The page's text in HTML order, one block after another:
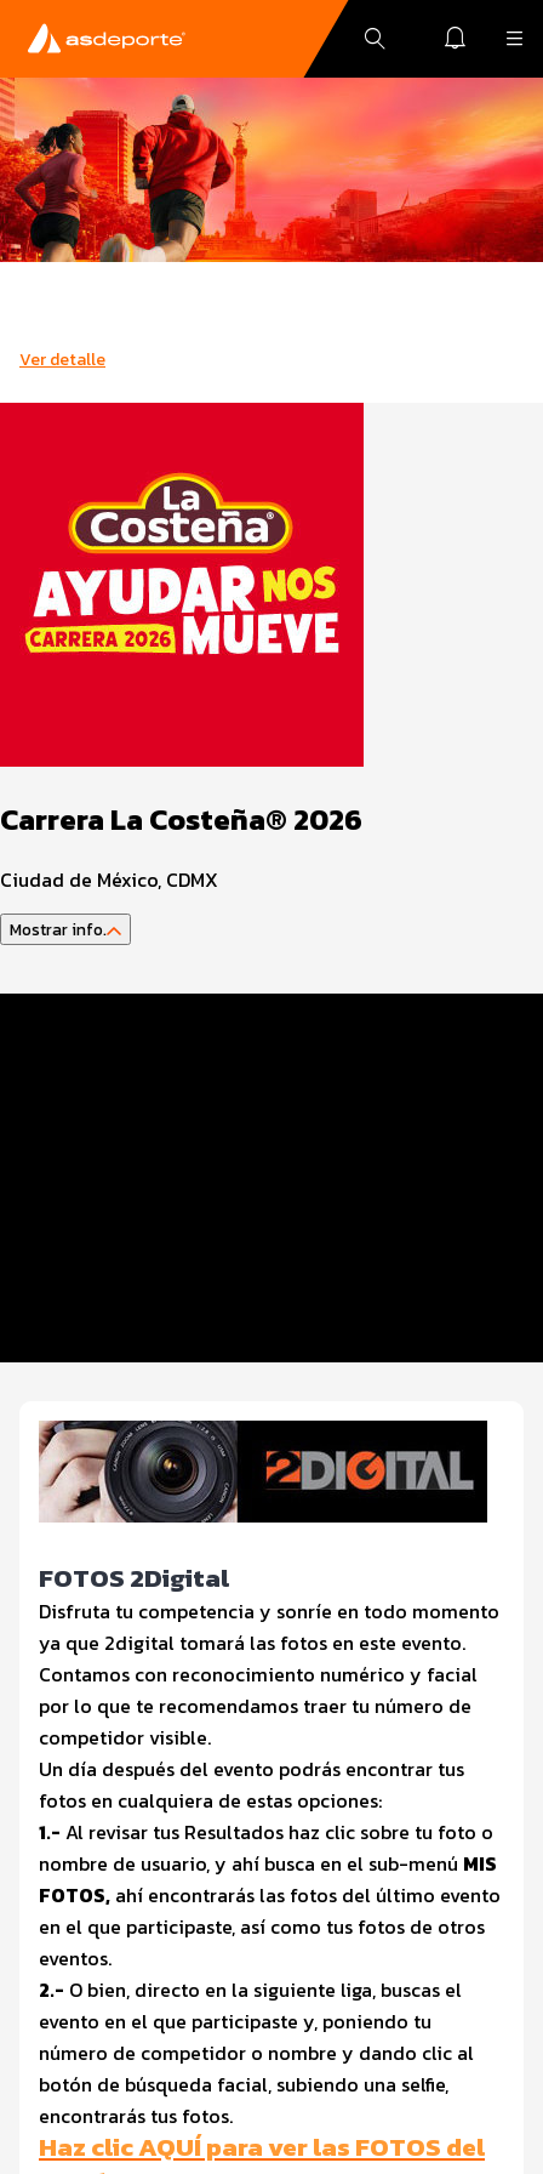
Ver detalle
Carrera La Costeña® 2026
Ciudad de México, CDMX
Mostrar info.
FOTOS 2Digital
Disfruta tu competencia y sonríe en todo momento
ya que 2digital tomará las fotos en este evento.
Contamos con reconocimiento numérico y facial
por lo que te recomendamos traer tu número de
competidor visible.
Un día después del evento podrás encontrar tus
fotos en cualquiera de estas opciones:
1.- Al revisar tus Resultados haz clic sobre tu foto o
nombre de usuario, y ahí busca en el sub-menú MIS
FOTOS, ahí encontrarás las fotos del último evento
en el que participaste, así como tus fotos de otros
eventos.
2.- O bien, directo en la siguiente liga, buscas el
evento en el que participaste y, poniendo tu
número de competidor o nombre y dando clic al
botón de búsqueda facial, subiendo una selfie,
encontrarás tus fotos.
Haz clic AQUÍ para ver las FOTOS del